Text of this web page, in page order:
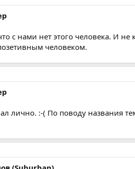
с нами нет этого человека. И не
человеком.
лично. :-( По поводу названия